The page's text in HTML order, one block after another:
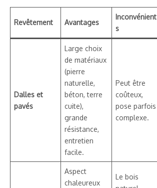
Revêtement Avantages
Inconvénient
s
Dalles et
pavés
Large choix
de matériaux
(pierre
naturelle,
béton, terre
cuite),
grande
résistance,
entretien
facile.
Peut être
coûteux,
pose parfois
complexe.
Aspect
chaleureux
Le bois